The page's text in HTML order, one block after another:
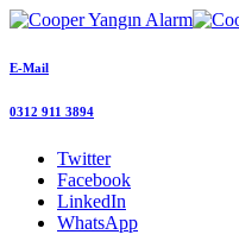
E-Mail
0312 911 3894
Twitter
Facebook
LinkedIn
WhatsApp